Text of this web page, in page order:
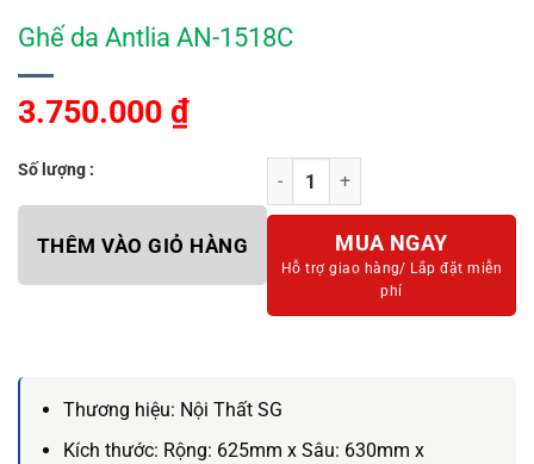
Ghế da Antlia AN-1518C
3.750.000 ₫
Số lượng : Ghế da Antlia AN-1518C số lượng
THÊM VÀO GIỎ HÀNG MUA NGAY
Hỗ trợ giao hàng/ Lắp đặt miễn
phí
Thương hiệu: Nội Thất SG
Kích thước: Rộng: 625mm x Sâu: 630mm x